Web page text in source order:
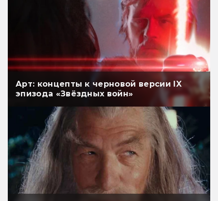
Арт: концепты к черновой версии IX
эпизода «Звёздных войн»